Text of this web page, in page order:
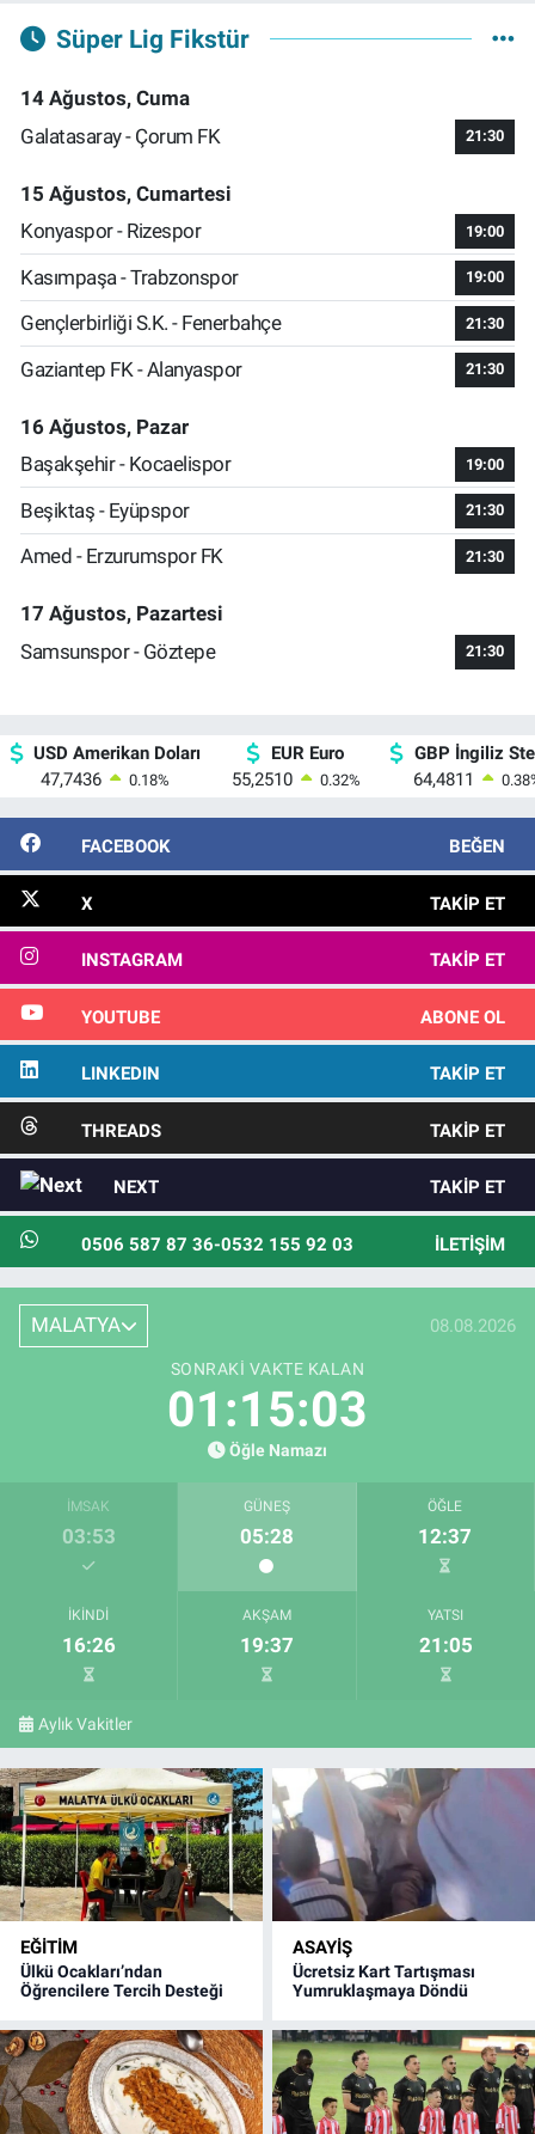
Süper Lig Fikstür
14 Ağustos, Cuma
Galatasaray - Çorum FK
21:30
15 Ağustos, Cumartesi
Konyaspor - Rizespor
19:00
Kasımpaşa - Trabzonspor 19:00
Gençlerbirliği S.K. - Fenerbahçe 21:30
Gaziantep FK - Alanyaspor 21:30
16 Ağustos, Pazar
Başakşehir - Kocaelispor
19:00
Beşiktaş - Eyüpspor 21:30
Amed - Erzurumspor FK 21:30
17 Ağustos, Pazartesi
Samsunspor - Göztepe
21:30
USD Amerikan Doları
47,7436
0.18%
EUR Euro
55,2510
0.32%
GBP İngiliz
64,4811
0.38
FACEBOOK BEĞEN
X TAKIP ET
INSTAGRAM TAKIP ET
YOUTUBE ABONE OL
LINKEDIN TAKIP ET
THREADS TAKIP ET
NEXT TAKIP ET
0506 587 87 36-0532 155 92 03 İLETIŞIM
MALATYA 08.08.2026
SONRAKI VAKTE KALAN
01:15:01
Öğle Namazı
İMSAK
03:53
GÜNEŞ
05:28
ÖĞLE
12:37
İKINDI
16:26
AKŞAM
19:37
YATSI
21:05
Aylık Vakitler
EĞITIM
Ülkü Ocakları’ndan
Öğrencilere Tercih Desteği
ASAYIŞ
Ücretsiz Kart Tartışması
Yumruklaşmaya Döndü